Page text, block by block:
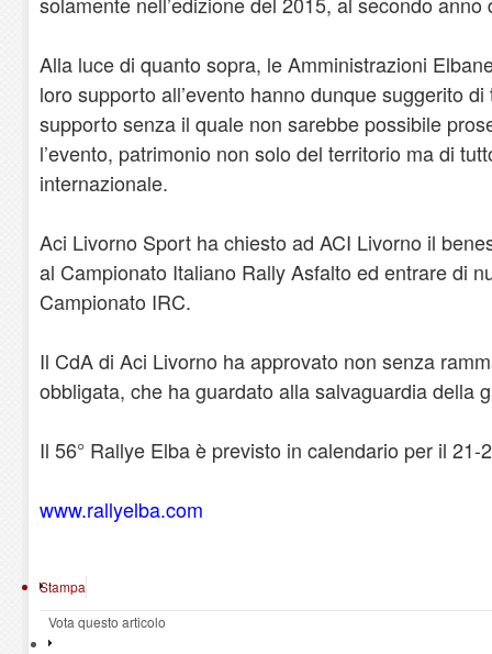
Alla luce di quanto sopra, le Amministrazioni
loro supporto all’evento hanno dunque suggerito
supporto senza il quale non sarebbe possibile
l’evento, patrimonio non solo del territorio ma di
internazionale.
Aci Livorno Sport ha chiesto ad ACI Livorno il
al Campionato Italiano Rally Asfalto ed entrare di
Campionato IRC.
Il CdA di Aci Livorno ha approvato non senza
obbligata, che ha guardato alla salvaguardia della
Il 56° Rallye Elba è previsto in calendario per il 21-
www.rallyelba.com
Stampa
Vota questo articolo